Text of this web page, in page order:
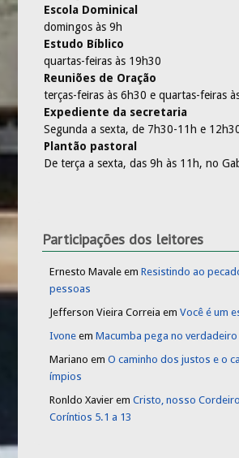
Escola Dominical
domingos às 9h
Estudo Bíblico
quartas-feiras às 19h30
Reuniões de Oração
terças-feiras às 6h30 e quartas-feiras
Expediente da secretaria
Segunda a sexta, de 7h30-11h e
Plantão pastoral
De terça a sexta, das 9h às 11h, no
Participações dos leitores
Ernesto Mavale emResistindo ao
pessoas
Jefferson Vieira Correia emVocê é um
Ivone emMacumba pega no verdadeiro
Mariano emO caminho dos justos e o
ímpios
Ronldo Xavier emCristo, nosso
Coríntios 5.1 a 13